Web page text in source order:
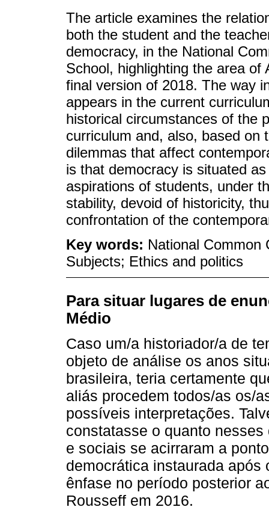
The article examines the
both the student and the
democracy, in the National
School, highlighting the area of
final version of 2018. The way
appears in the current
historical circumstances of the
curriculum and, also, based on
dilemmas that affect
is that democracy is situated
aspirations of students, under
stability, devoid of historicity,
confrontation of the
Key words: National Common
Subjects; Ethics and politics
Para situar lugares de
Médio
Caso um/a historiador/a de
objeto de análise os anos
brasileira, teria certamente
aliás procedem todos/as os/
possíveis interpretações.
constatasse o quanto
e sociais se acirraram a
democrática instaurada
ênfase no período posterior
Rousseff em 2016.